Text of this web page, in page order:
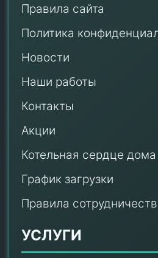
Правила сайта
Политика
Новости
Наши работы
Контакты
Акции
Котельная сердце дома
График загрузки
Правила
УСЛУГИ